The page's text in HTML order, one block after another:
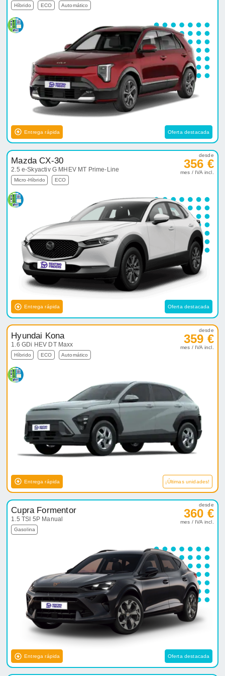
Híbrido ECO Automático
Entrega rápida Oferta destacada
Mazda CX-30
2.5 e-Skyactiv G MHEV MT Prime-Line
Micro-Híbrido ECO
desde
356 €
mes / IVA incl.
Entrega rápida Oferta destacada
Hyundai Kona
1.6 GDi HEV DT Maxx
Híbrido ECO Automático
desde
359 €
mes / IVA incl.
Entrega rápida ¡Últimas unidades!
Cupra Formentor
1.5 TSI 5P Manual
Gasolina
desde
360 €
mes / IVA incl.
Entrega rápida Oferta destacada